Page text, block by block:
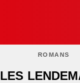
ROMANS
LES